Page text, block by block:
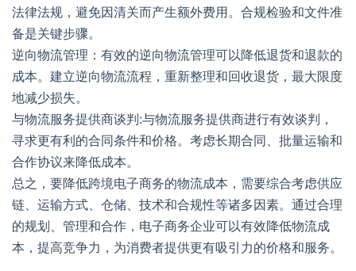
法律法规，避免因清关而产生额外费用。合规检验和文件准
备是关键步骤。
逆向物流管理：有效的逆向物流管理可以降低退货和退款的
成本。建立逆向物流流程，重新整理和回收退货，最大限度
地减少损失。
与物流服务提供商谈判:与物流服务提供商进行有效谈判，
寻求更有利的合同条件和价格。考虑长期合同、批量运输和
合作协议来降低成本。
总之，要降低跨境电子商务的物流成本，需要综合考虑供应
链、运输方式、仓储、技术和合规性等诸多因素。通过合理
的规划、管理和合作，电子商务企业可以有效降低物流成
本，提高竞争力，为消费者提供更有吸引力的价格和服务。